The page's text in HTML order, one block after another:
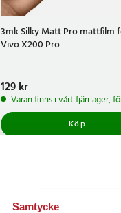
Samtycke
3mk Silky Matt Pro mattfilm
Vivo X200 Pro
Pris :129 kr
129 kr
Varan finns i vårt fjärrlager,
Köp